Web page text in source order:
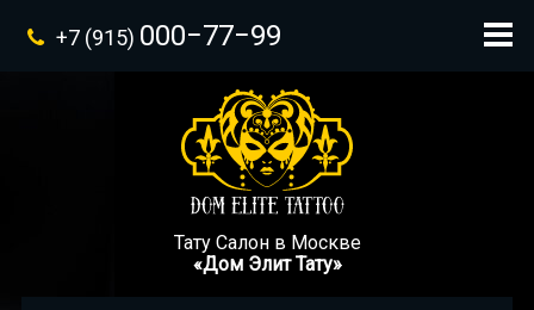
+7 (915) 000−77−99
Тату Салон в Москве
«Дом Элит Тату»